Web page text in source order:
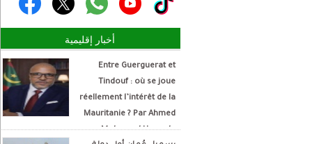
أخبار إقليمية
Entre Guerguerat et
Tindouf : où se joue
réellement l’intérêt de la
Mauritanie ? Par Ahmed
Mohamed Hamada